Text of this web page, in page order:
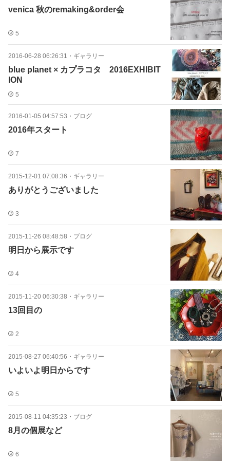
venica 秋のremaking&order会
5
2016-06-28 06:26:31 ・ ギャラリー
blue planet × カプラコタ 2016EXHIBIT
ION
5
2016-01-05 04:57:53 ・ ブログ
2016年スタート
7
2015-12-01 07:08:36 ・ ギャラリー
ありがとうございました
3
2015-11-26 08:48:58 ・ ブログ
明日から展示です
4
2015-11-20 06:30:38 ・ ギャラリー
13回目の
2
2015-08-27 06:40:56 ・ ギャラリー
いよいよ明日からです
5
2015-08-11 04:35:23 ・ ブログ
8月の個展など
6